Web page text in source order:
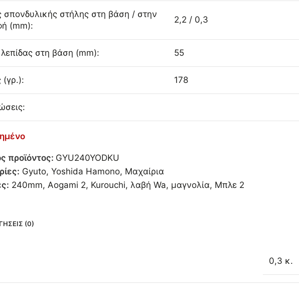
σπονδυλικής στήλης στη βάση / στην
(mm):
2,2 / 0,3
στη βάση (mm): 55
(γρ.): 178
προϊόντος: GYU240YODKU
Gyuto, Yoshida Hamono, Μαχαίρια
240mm, Aogami 2, Kurouchi, λαβή Wa, μαγνολία, Μπλε 2
(0)
0,3 κ.